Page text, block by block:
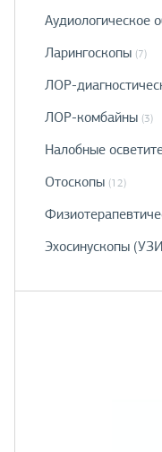
Аудиологическое
Ларингоскопы (7)
ЛОР-
ЛОР-комбайны (3)
Налобные
Отоскопы (12)
Эхосинускопы